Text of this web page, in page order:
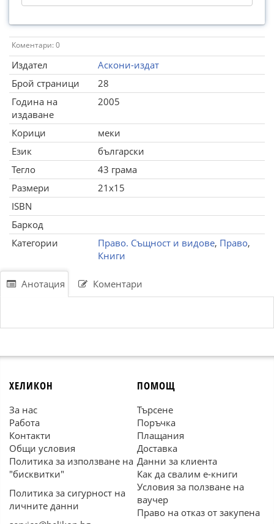
Коментари: 0
Издател
Аскони-издат
Брой страници
28
Година на
издаване
2005
Корици
меки
Език
български
Тегло
43 грама
Размери
21x15
ISBN
Баркод
Категории
Право. Същност и видове, Право,
Книги
Анотация Коментари
ХЕЛИКОН
За нас
Работа
Контакти
Общи условия
Политика за използване на
"бисквитки"
Политика за сигурност на
личните данни
ПОМОЩ
Търсене
Поръчка
Плащания
Доставка
Данни за клиента
Как да свалим е-книги
Условия за ползване на
ваучер
Право на отказ от закупена